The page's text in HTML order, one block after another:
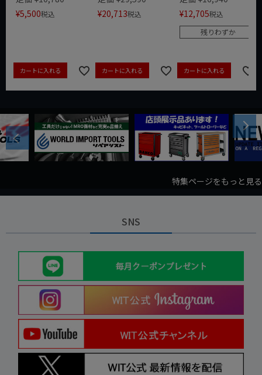
¥5,500税込
カートに入れる
¥20,713税込
カートに入れる
¥12,705税込
残りわずか
カートに入れる
Previous
Next
特集ページをもっと見る
SNS